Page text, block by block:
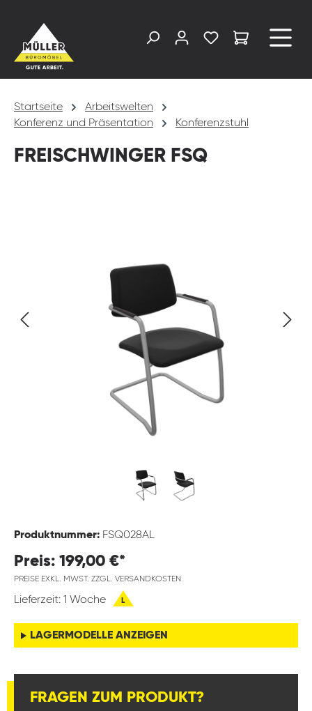
Startseite
Arbeitswelten
Konferenz und Präsentation
Konferenzstuhl
FREISCHWINGER FSQ
Produktnummer: FSQ028AL
Preis: 199,00 €*
PREISE EXKL. MWST. ZZGL. VERSANDKOSTEN
Lieferzeit: 1 Woche L
LAGERMODELLE ANZEIGEN
FRAGEN ZUM PRODUKT?